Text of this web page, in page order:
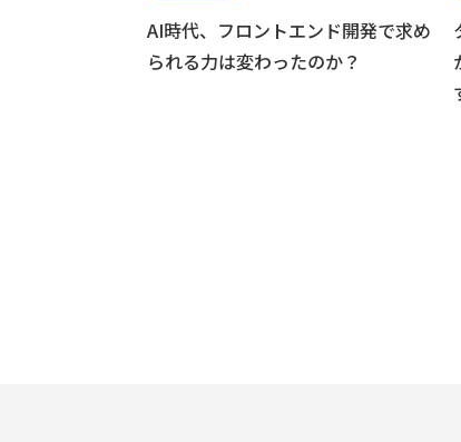
AI時代、フロントエンド開発で求め
られる力は変わったのか？